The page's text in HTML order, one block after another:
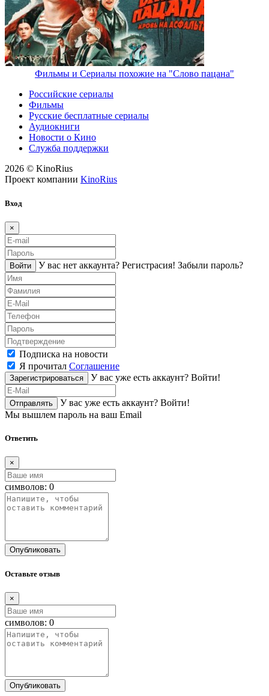
Фильмы и Сериалы похожие на "Слово пацана"
Российские сериалы
Фильмы
Русские бесплатные сериалы
Аудиокниги
Новости о Кино
Служба поддержки
2026 © KinoRius
Проект компании KinoRius
Вход
×
Войти У вас нет аккаунта? Регистраcия! Забыли пароль?
Подписка на новости
Я прочитал Соглашение
Зарегистрироваться У вас уже есть аккаунт? Войти!
Отправлять У вас уже есть аккаунт? Войти!
Мы вышлем пароль на ваш Email
Ответить
×
символов: 0
Опубликовать
Оставьте отзыв
×
символов: 0
Опубликовать